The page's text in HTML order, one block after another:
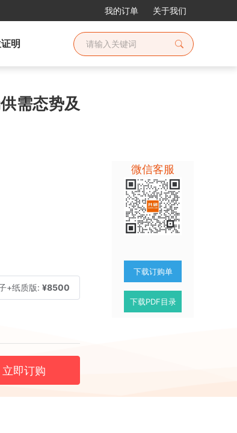
我的订单 关于我们
明
需态势及
+纸质版: ¥8500
立即订购
微信客服
下载订购单
下载PDF目录